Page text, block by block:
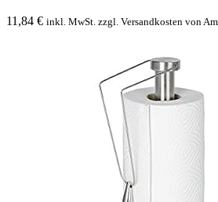
11,84 € inkl. MwSt. zzgl. Versandkosten von